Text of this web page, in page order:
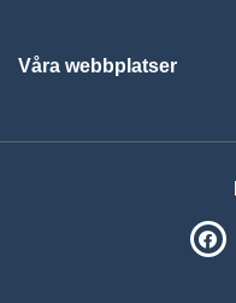
Våra webbplatser